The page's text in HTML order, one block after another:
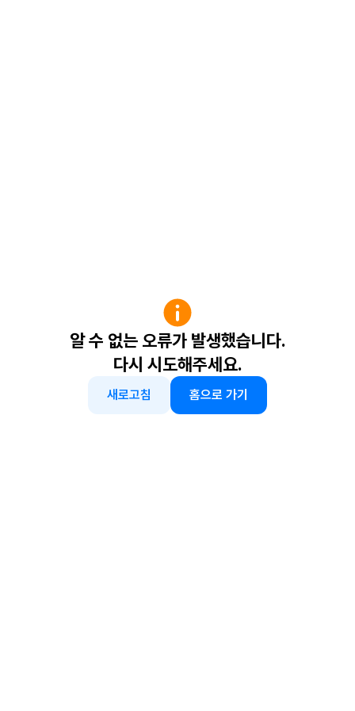
알 수 없는 오류가 발생했습니다.
다시 시도해주세요.
새로고침 홈으로 가기